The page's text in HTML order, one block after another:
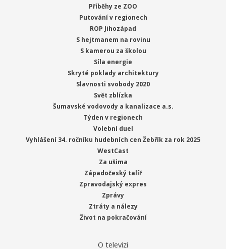
Příběhy ze ZOO
Putování v regionech
ROP Jihozápad
S hejtmanem na rovinu
S kamerou za školou
Síla energie
Skryté poklady architektury
Slavnosti svobody 2020
Svět zblízka
Šumavské vodovody a kanalizace a.s.
Týden v regionech
Volební duel
Vyhlášení 34. ročníku hudebních cen Žebřík za rok 2025
WestCast
Za ušima
Západočeský talíř
Zpravodajský expres
Zprávy
Ztráty a nálezy
Život na pokračování
O televizi